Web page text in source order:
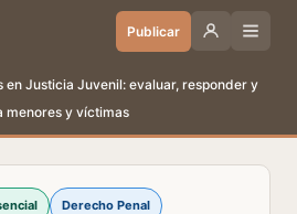
Publicar
en Justicia Juvenil: evaluar, responder y
menores y víctimas
Derecho Penal